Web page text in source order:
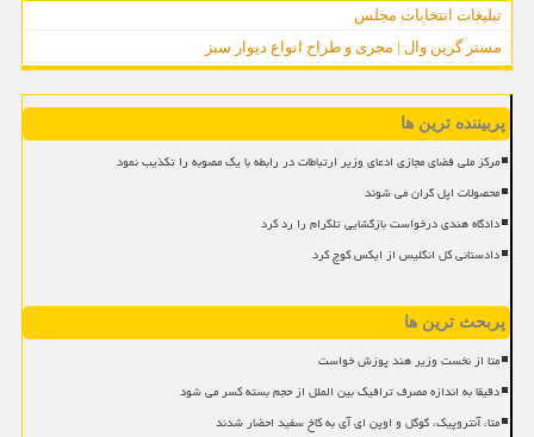
تبلیغات انتخابات مجلس
مستر گرین وال | مجری و طراح انواع دیوار سبز
پربیننده ترین ها
مرکز ملی فضای مجازی ادعای وزیر ارتباطات در رابطه با یک مصوبه را تکذیب نمود
محصولات اپل گران می شوند
دادگاه هندی درخواست بازگشایی تلگرام را رد کرد
دادستانی کل انگلیس از ایکس کوچ کرد
پربحث ترین ها
متا از نخست وزیر هند پوزش خواست
دقیقا به اندازه مصرف ترافیک بین الملل از حجم بسته کسر می شود
متا، آنتروپیک، گوگل و اوپن ای آی به کاخ سفید احضار شدند